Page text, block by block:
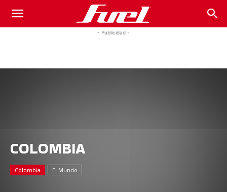
Fuel
- Publicidad -
COLOMBIA
Colombia El Mundo